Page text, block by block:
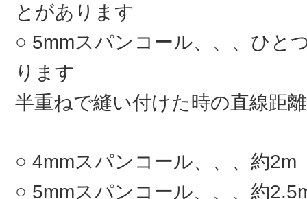
とがあります
5mmスパンコール、、、ひと
ります
半重ねで縫い付けた時の直線距離
4mmスパンコール、、、約2m
5mmスパンコール、、、約